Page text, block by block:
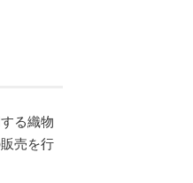
る織物
売を行